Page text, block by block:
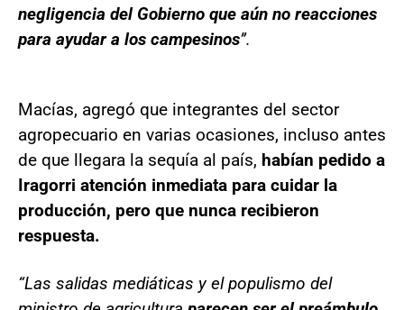
negligencia del Gobierno que aún no reacciones
para ayudar a los campesinos”.
Macías, agregó que integrantes del sector
agropecuario en varias ocasiones, incluso antes
de que llegara la sequía al país, habían pedido a
Iragorri atención inmediata para cuidar la
producción, pero que nunca recibieron
respuesta.
“Las salidas mediáticas y el populismo del